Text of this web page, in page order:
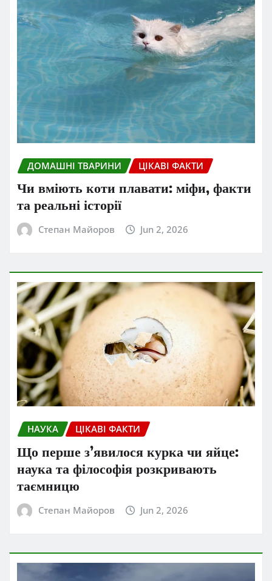
ДОМАШНІ ТВАРИНИ ЦІКАВІ ФАКТИ
Чи вміють коти плавати: міфи, факти
та реальні історії
Степан Майоров Jun 2, 2026
НАУКА ЦІКАВІ ФАКТИ
Що перше з’явилося курка чи яйце:
наука та філософія розкривають
таємницю
Степан Майоров Jun 2, 2026